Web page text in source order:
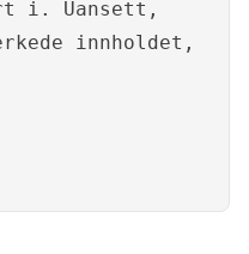
i. Uansett,
innholdet,